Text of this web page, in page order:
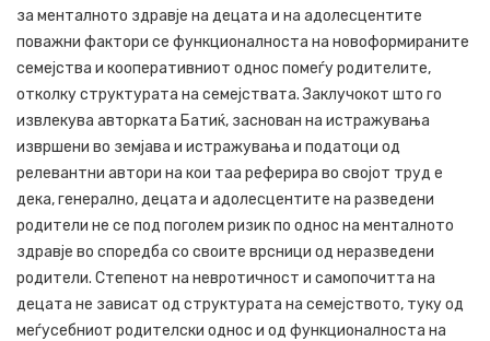
за менталното здравје на децата и на адолесцентите
поважни фактори се функционалноста на новоформираните
семејства и кооперативниот однос помеѓу родителите,
отколку структурата на семејствата. Заклучокот што го
извлекува авторката Батиќ, заснован на истражувања
извршени во земјава и истражувања и податоци од
релевантни автори на кои таа реферира во својот труд е
дека, генерално, децата и адолесцентите на разведени
родители не се под поголем ризик по однос на менталното
здравје во споредба со своите врсници од неразведени
родители. Степенот на невротичност и самопочитта на
децата не зависат од структурата на семејството, туку од
меѓусебниот родителски однос и од функционалноста на